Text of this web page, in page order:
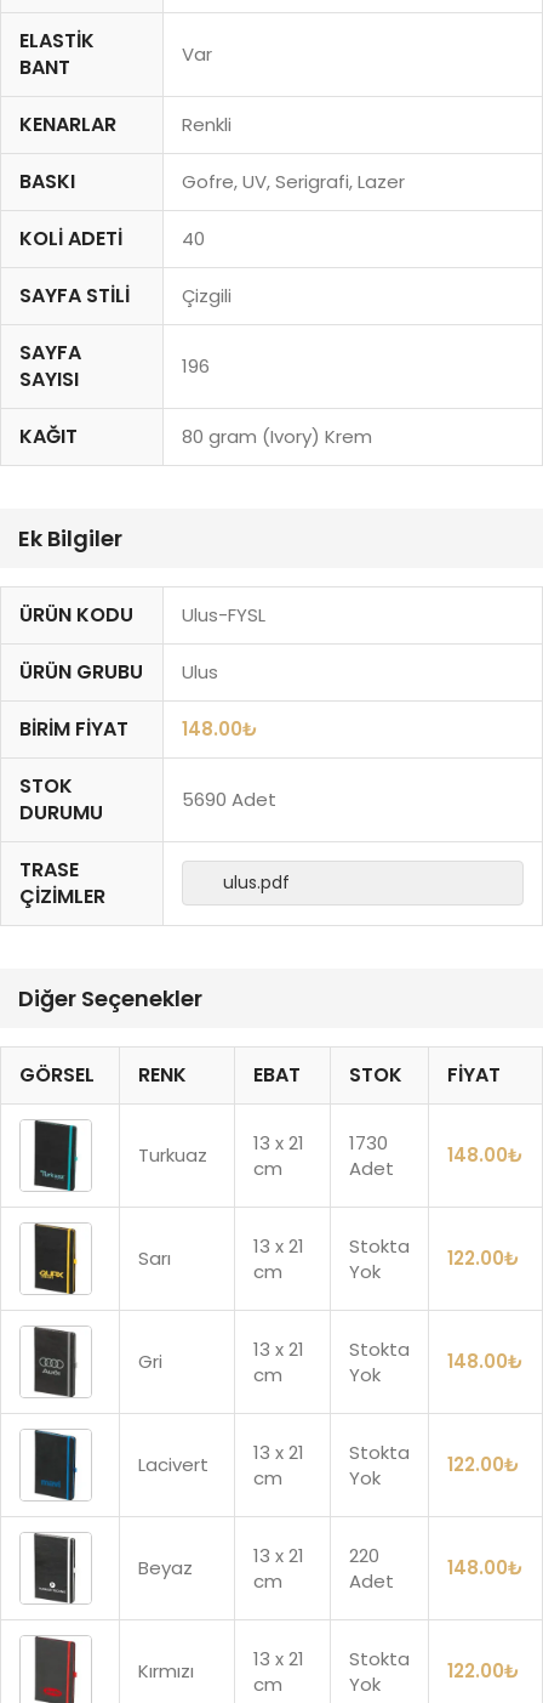
ELASTIK
BANT
Var
KENARLAR Renkli
BASKI Gofre, UV, Serigrafi, Lazer
KOLI ADETI 40
SAYFA STILI Çizgili
SAYFA
SAYISI
196
KAĞIT 80 gram (Ivory) Krem
Ek Bilgiler
ÜRÜN KODU Ulus-FYSL
ÜRÜN GRUBU Ulus
BIRIM FIYAT 148.00₺
STOK
DURUMU
5690 Adet
TRASE
ÇIZIMLER
ulus.pdf
Diğer Seçenekler
GÖRSEL RENK EBAT STOK FIYAT
Turkuaz
13 x 21
cm
1730
Adet
148.00₺
Sarı
13 x 21
cm
Stokta
Yok
122.00₺
Gri
13 x 21
cm
Stokta
Yok
148.00₺
Lacivert
13 x 21
cm
Stokta
Yok
122.00₺
Beyaz
13 x 21
cm
220
Adet
148.00₺
Kırmızı
13 x 21
cm
Stokta
Yok
122.00₺